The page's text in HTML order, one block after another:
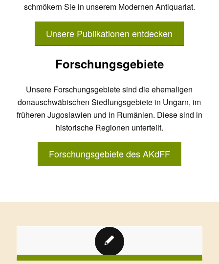
schmökern Sie in unserem Modernen Antiquariat.
Unsere Publikationen entdecken
Forschungsgebiete
Unsere Forschungsgebiete sind die ehemaligen
donauschwäbischen Siedlungsgebiete in Ungarn, im
früheren Jugoslawien und in Rumänien. Diese sind in
historische Regionen unterteilt.
Forschungsgebiete des AKdFF